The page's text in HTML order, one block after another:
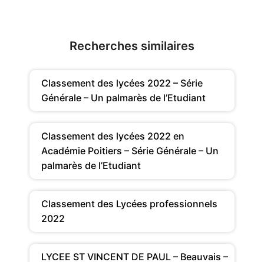
Recherches similaires
Classement des lycées 2022 – Série
Générale – Un palmarès de l’Etudiant
Classement des lycées 2022 en
Académie Poitiers – Série Générale – Un
palmarès de l’Etudiant
Classement des Lycées professionnels
2022
LYCEE ST VINCENT DE PAUL – Beauvais –